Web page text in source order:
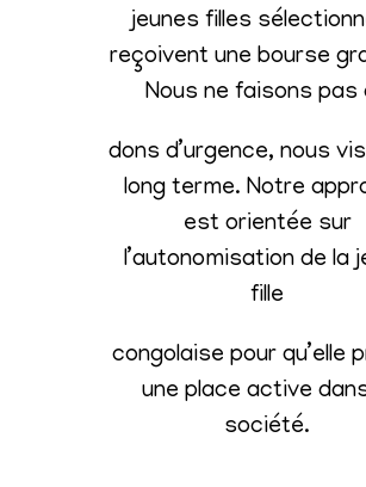
jeunes filles
reçoivent une bourse
Nous ne faisons pas
dons d’urgence, nous
long terme. Notre
est orientée sur
l’autonomisation de la
fille
congolaise pour qu’elle
une place active
société.